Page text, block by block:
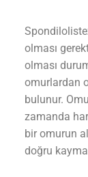
olması
olması
omurlardan
bulunur.
zamanda
bir omurun
doğru